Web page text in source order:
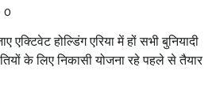
0
एक्टिवेट होल्डिंग एरिया में हों सभी बुनियादी
के लिए निकासी योजना रहे पहले से तैयार